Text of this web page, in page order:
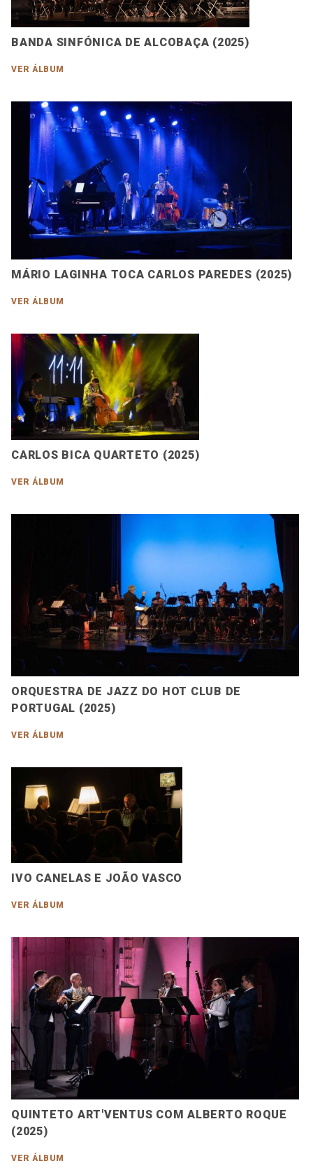
BANDA SINFÓNICA DE ALCOBAÇA (2025)
VER ÁLBUM
MÁRIO LAGINHA TOCA CARLOS PAREDES (2025)
VER ÁLBUM
CARLOS BICA QUARTETO (2025)
VER ÁLBUM
ORQUESTRA DE JAZZ DO HOT CLUB DE
PORTUGAL (2025)
VER ÁLBUM
IVO CANELAS E JOÃO VASCO
VER ÁLBUM
QUINTETO ART'VENTUS COM ALBERTO ROQUE
(2025)
VER ÁLBUM